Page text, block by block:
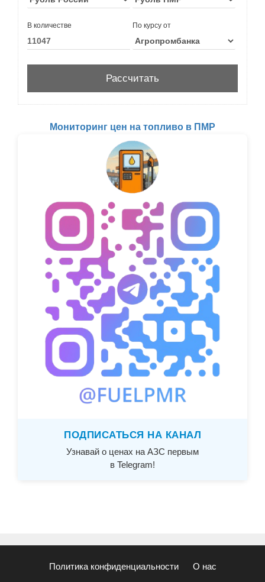
В количестве По курсу от
Мониторинг цен на топливо в ПМР
ПОДПИСАТЬСЯ НА КАНАЛ
Узнавай о ценах на АЗС первым
в Telegram!
Политика конфиденциальности О нас